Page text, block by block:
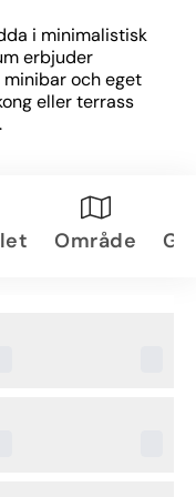
i minimalistisk
erbjuder
minibar och eget
eller terrass
vilket gör det
och butiker.
ligger bara
till stränder och
Område